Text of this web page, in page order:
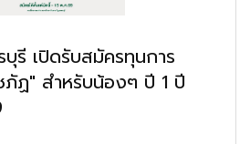
รี เปิดรับสมัครทุนการ
ภัฏ" สำหรับน้องๆ ปี 1 ปี